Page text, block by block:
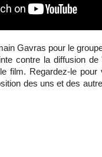
Gavras pour le
contre la diffusion de
film. Regardez-le
des uns et des